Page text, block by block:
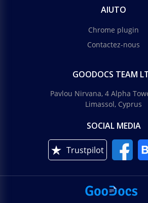
AIUTO
Chrome plugin
Contactez-nous
GOODOCS TEAM
Pavlou Nirvana, 4 Alpha
Limassol, Cyprus
SOCIAL MEDIA
Trustpilot